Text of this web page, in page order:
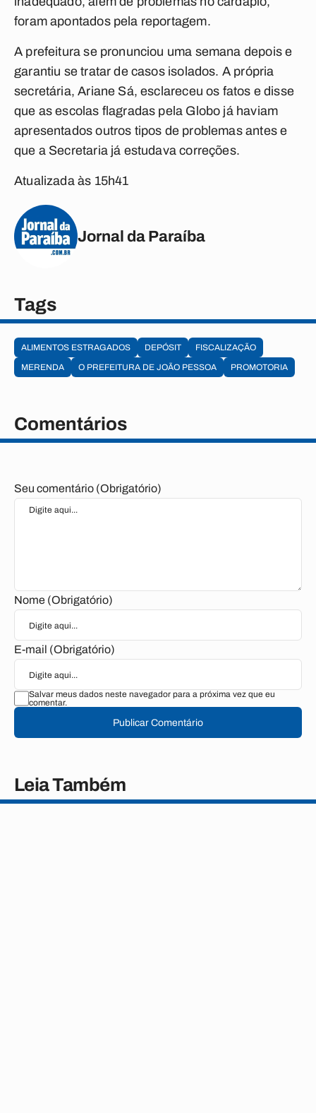
foram apontados pela reportagem.
A prefeitura se pronunciou uma semana depois e
garantiu se tratar de casos isolados. A própria
secretária, Ariane Sá, esclareceu os fatos e disse
que as escolas flagradas pela Globo já haviam
apresentados outros tipos de problemas antes e
que a Secretaria já estudava correções.
Atualizada às 15h41
Jornal da Paraíba
Tags
ALIMENTOS ESTRAGADOS DEPÓSIT
FISCALIZAÇÃO
MERENDA
O PREFEITURA DE JOÃO PESSOA PROMOTORIA
Comentários
Seu comentário (Obrigatório)
Nome (Obrigatório)
E-mail (Obrigatório)
Salvar meus dados neste navegador para a próxima vez que eu
comentar.
Publicar Comentário
Leia Também